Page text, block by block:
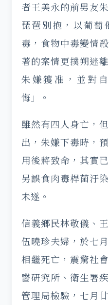
者王美永的前男友
琵琶別抱，以葡萄
毒，食物中毒變情
著的案情更撲朔迷
朱嫌獲准，並對
悔」。
雖然有四人身亡，
出，朱嫌下毒時，
用後將致命，其實
另誤食肉毒桿菌汙
未遂。
信義鄉民林敬儀、
伍曉珍夫婦，於七
相繼死亡，震驚社
醫研究所、衛生署
管理局檢驗，七月